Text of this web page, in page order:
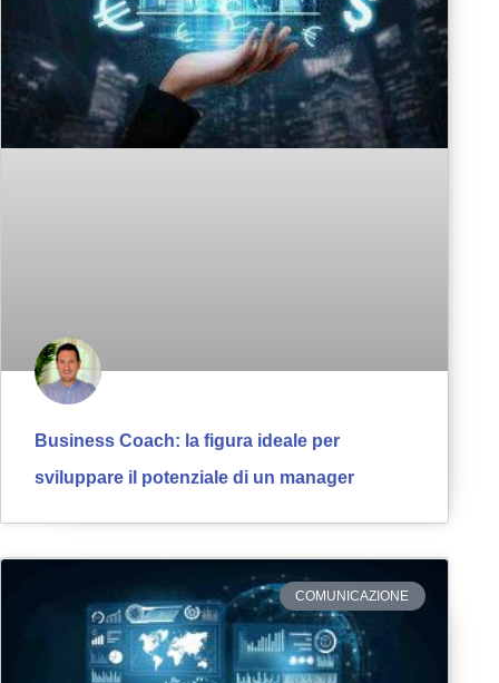
Business Coach: la figura ideale per
sviluppare il potenziale di un manager
COMUNICAZIONE